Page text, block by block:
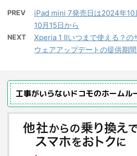
PREV
iPad mini 7発売日は2024年10
10月15日から
NEXT
Xperia 1 IIいつまで使える？の
ウェアアップデートの提供期
工事がいらないドコモのホームル